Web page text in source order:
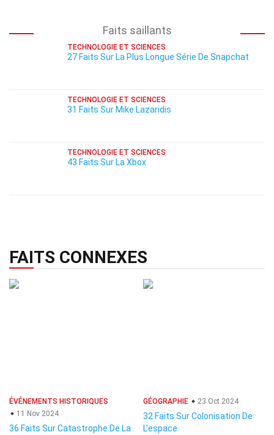
Faits saillants
TECHNOLOGIE ET SCIENCES
27 Faits Sur La Plus Longue Série De Snapchat
TECHNOLOGIE ET SCIENCES
31 Faits Sur Mike Lazaridis
TECHNOLOGIE ET SCIENCES
43 Faits Sur La Xbox
FAITS CONNEXES
ÉVÉNEMENTS HISTORIQUES
11 Nov 2024
36 Faits Sur Catastrophe De La
GÉOGRAPHIE 23 Oct 2024
32 Faits Sur Colonisation De
L'espace